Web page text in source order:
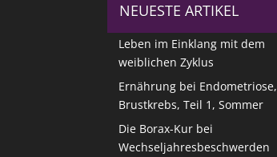
NEUESTE ARTIKEL
Leben im Einklang mit dem
weiblichen Zyklus
Ernährung bei Endometriose,
Brustkrebs, Teil 1, Sommer
Die Borax-Kur bei
Wechseljahresbeschwerden